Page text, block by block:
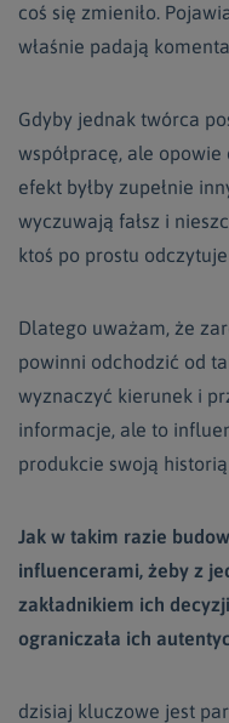
coś się zmieniło.
właśnie padają
Gdyby jednak twórca
współpracę, ale opowie
efekt byłby zupełnie
wyczuwają fałsz i
ktoś po prostu
Dlatego uważam, że
powinni odchodzić od
wyznaczyć kierunek i
informacje, ale to
produkcie swoją
Jak w takim razie
influencerami, żeby z
zakładnikiem ich
ograniczała ich
dzisiaj kluczowe jest